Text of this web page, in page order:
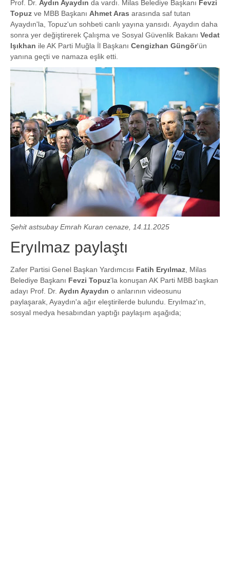
Prof. Dr. Aydın Ayaydın da vardı. Milas Belediye Başkanı Fevzi
Topuz ve MBB Başkanı Ahmet Aras arasında saf tutan
Ayaydın'la, Topuz'un sohbeti canlı yayına yansıdı. Ayaydın daha
sonra yer değiştirerek Çalışma ve Sosyal Güvenlik Bakanı Vedat
Işıkhan ile AK Parti Muğla İl Başkanı Cengizhan Güngör'ün
yanına geçti ve namaza eşlik etti.
Şehit astsubay Emrah Kuran cenaze, 14.11.2025
Eryılmaz paylaştı
Zafer Partisi Genel Başkan Yardımcısı Fatih Eryılmaz , Milas
Belediye Başkanı Fevzi Topuz'la konuşan AK Parti MBB başkan
adayı Prof. Dr. Aydın Ayaydın o anlarının videosunu
paylaşarak, Ayaydın'a ağır eleştirilerde bulundu. Eryılmaz'ın,
sosyal medya hesabından yaptığı paylaşım aşağıda;